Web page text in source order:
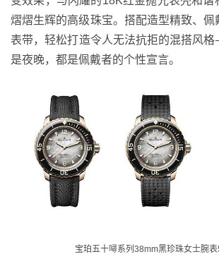
熠熠生辉的高级珠宝。搭配造型精致、佩
表带，轻松打造令人无法抗拒的混搭风
是夜晚，都是佩戴者的个性宣言。
宝珀五十噚系列38mm黑珍珠女士腕